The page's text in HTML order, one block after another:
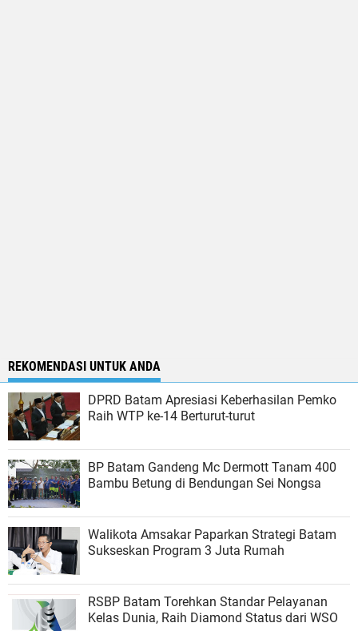
REKOMENDASI UNTUK ANDA
DPRD Batam Apresiasi Keberhasilan Pemko
Raih WTP ke-14 Berturut-turut
BP Batam Gandeng Mc Dermott Tanam 400
Bambu Betung di Bendungan Sei Nongsa
Walikota Amsakar Paparkan Strategi Batam
Sukseskan Program 3 Juta Rumah
RSBP Batam Torehkan Standar Pelayanan
Kelas Dunia, Raih Diamond Status dari WSO